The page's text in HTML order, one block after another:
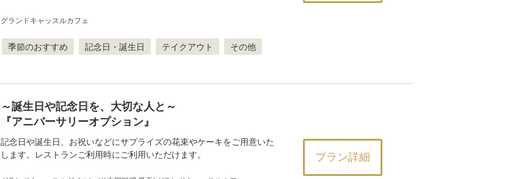
グランドキャッスルカフェ
季節のおすすめ 記念日・誕生日 テイクアウト その他
～誕生日や記念日を、大切な人と～
『アニバーサリーオプション』
記念日や誕生日、お祝いなどにサプライズの花束やケーキをご用意いた
します。レストランご利用時にご利用いただけます。
プラン詳細